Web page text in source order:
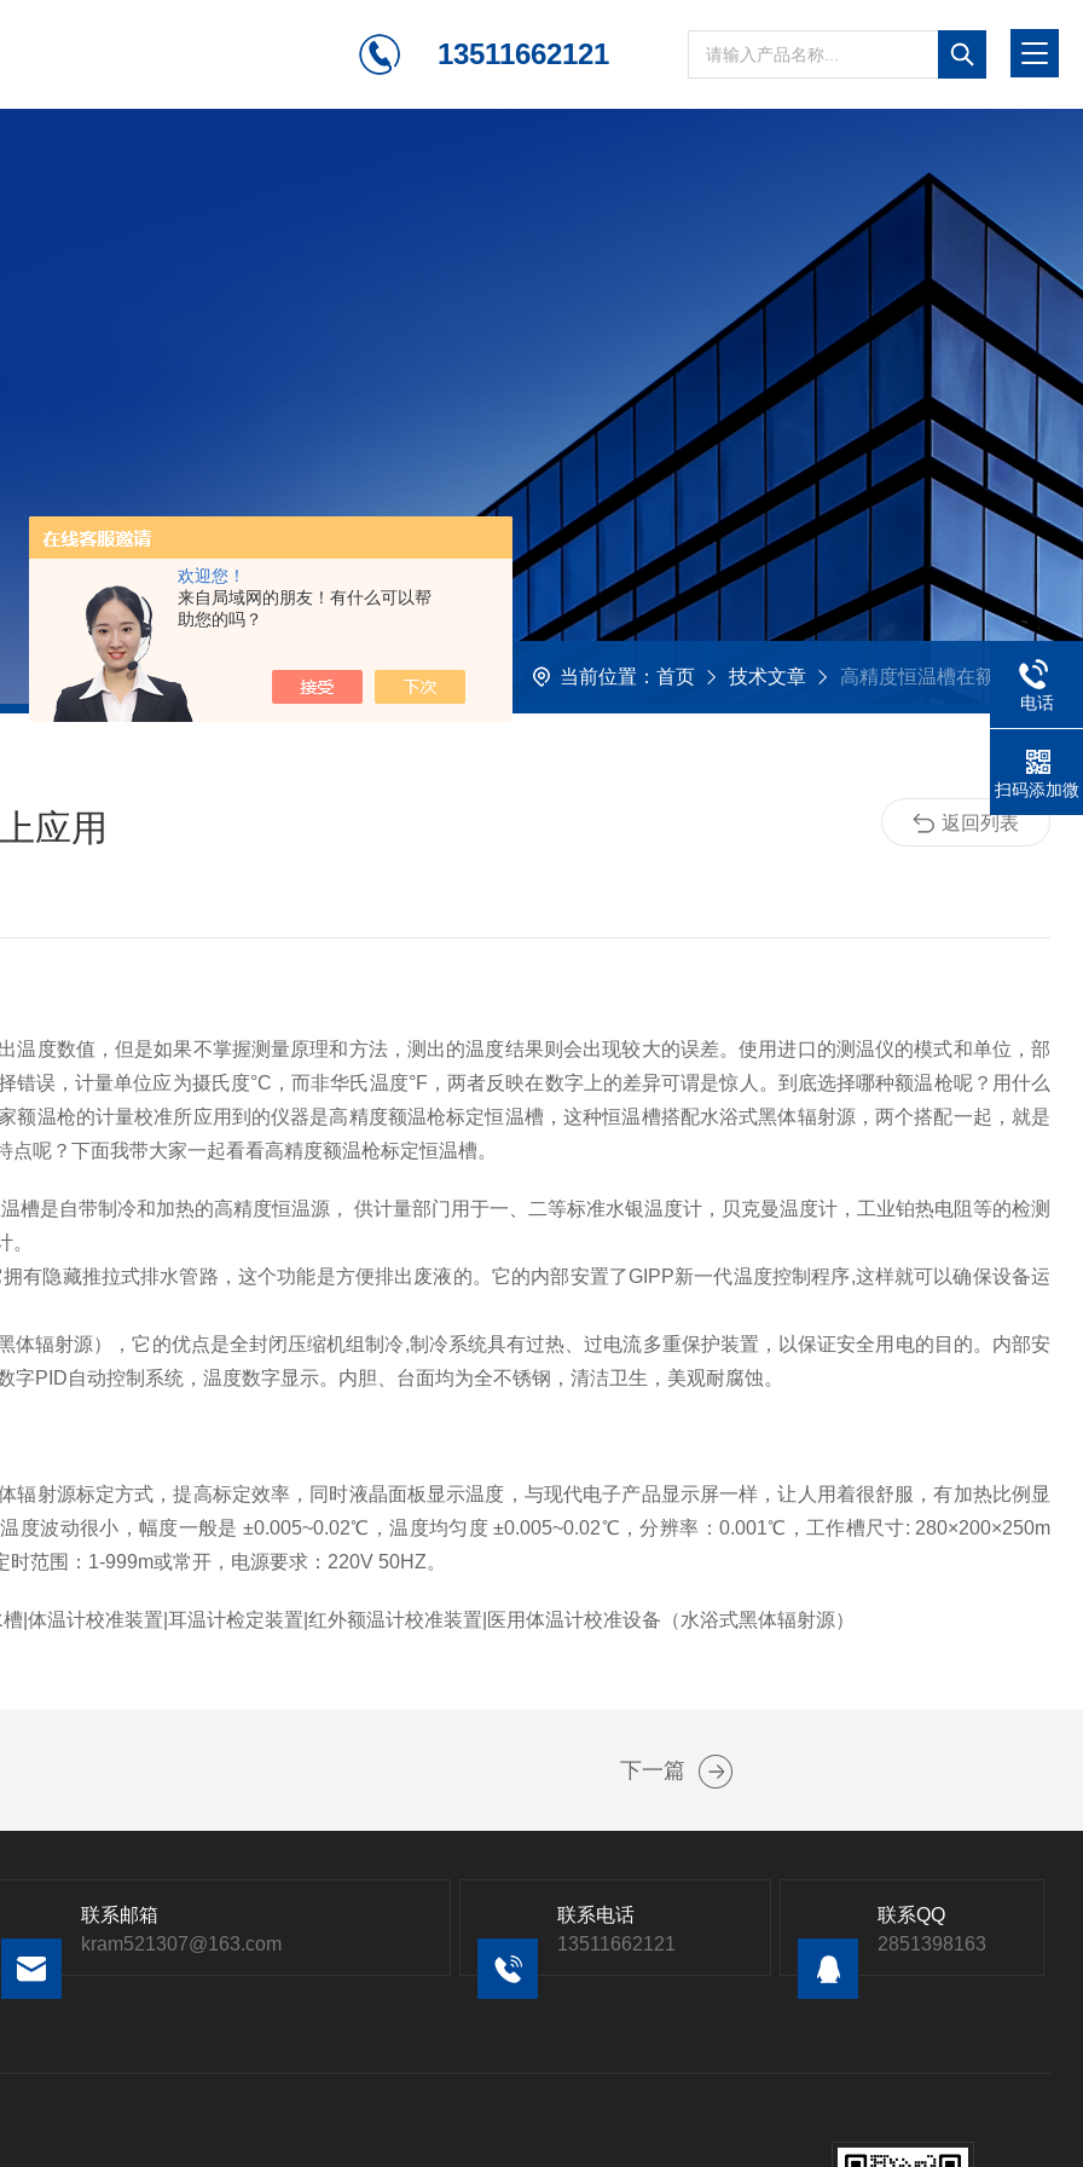
欢迎您！
来自局域网的朋友！有什么可以帮
助您的吗？
13511662121
当前位置： 首页 技术文章 高精度恒温槽在额温枪计量校准上应用
应用
温度数值，但是如果不掌握测量原理和方法，测出的温度结果则会出现较大的误差。使用进口的测温仪的模式和单位，部
误，计量单位应为摄氏度°C，而非华氏温度°F，两者反映在数字上的差异可谓是惊人。到底选择哪种额温枪呢？用什么
额温枪的计量校准所应用到的仪器是高精度额温枪标定恒温槽，这种恒温槽搭配水浴式黑体辐射源，两个搭配一起，就是
呢？下面我带大家一起看看高精度额温枪标定恒温槽。
槽是自带制冷和加热的高精度恒温源， 供计量部门用于一、二等标准水银温度计，贝克曼温度计，工业铂热电阻等的检测
有隐藏推拉式排水管路，这个功能是方便排出废液的。它的内部安置了GIPP新一代温度控制程序,这样就可以确保设备运
辐射源），它的优点是全封闭压缩机组制冷,制冷系统具有过热、过电流多重保护装置，以保证安全用电的目的。内部安
PID自动控制系统，温度数字显示。内胆、台面均为全不锈钢，清洁卫生，美观耐腐蚀。
辐射源标定方式，提高标定效率，同时液晶面板显示温度，与现代电子产品显示屏一样，让人用着很舒服，有加热比例显
波动很小，幅度一般是 ±0.005~0.02℃，温度均匀度 ±0.005~0.02℃，分辨率：0.001℃，工作槽尺寸: 280×200×250m
范围：1-999m或常开，电源要求：220V 50HZ。
|体温计校准装置|耳温计检定装置|红外额温计校准装置|医用体温计校准设备（水浴式黑体辐射源）
返回列表
下一篇
联系邮箱
kram521307@163.com
联系电话
13511662121
联系QQ
2851398163
电话
扫码添加微
信